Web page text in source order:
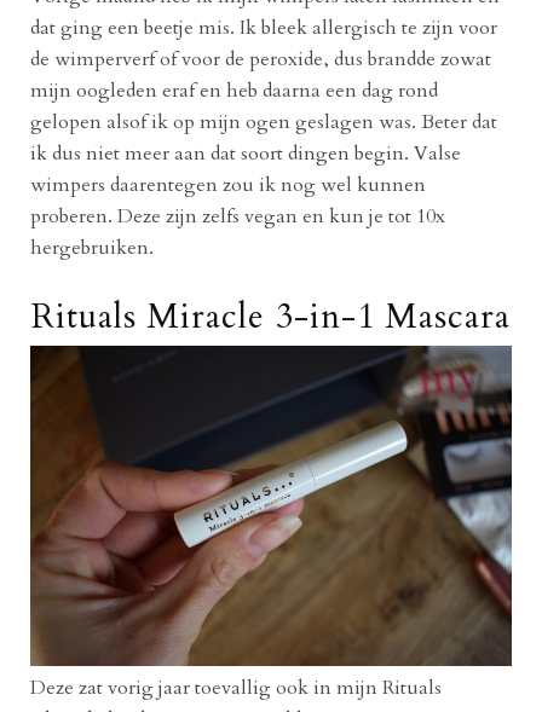
dat ging een beetje mis. Ik bleek allergisch te zijn voor
de wimperverf of voor de peroxide, dus brandde zowat
mijn oogleden eraf en heb daarna een dag rond
gelopen alsof ik op mijn ogen geslagen was. Beter dat
ik dus niet meer aan dat soort dingen begin. Valse
wimpers daarentegen zou ik nog wel kunnen
proberen. Deze zijn zelfs vegan en kun je tot 10x
hergebruiken.
Rituals Miracle 3-in-1 Mascara
Deze zat vorig jaar toevallig ook in mijn Rituals